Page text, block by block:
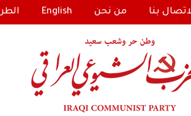
بنا من نحن English